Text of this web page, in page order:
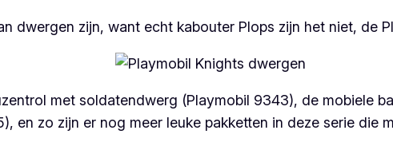
dwergen zijn, want echt kabouter Plops zijn het niet, de
met soldatendwerg (Playmobil 9343), de mobiele
en zo zijn er nog meer leuke pakketten in deze serie die